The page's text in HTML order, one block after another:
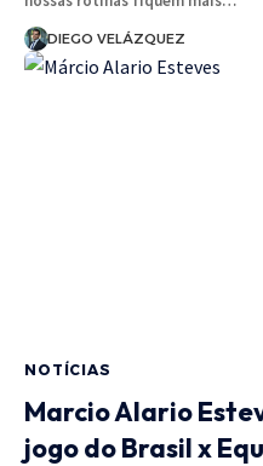
DIEGO VELÁZQUEZ
NOTÍCIAS
Marcio Alario
jogo do Brasil x